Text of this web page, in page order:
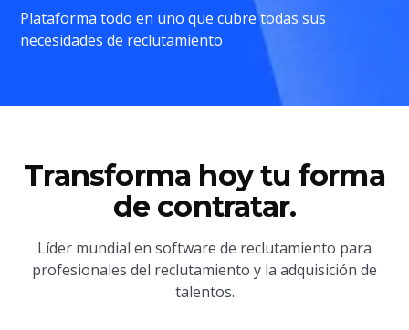
Plataforma todo en uno que cubre todas sus
necesidades de reclutamiento
Transforma hoy tu forma
de contratar.
Líder mundial en software de reclutamiento para
profesionales del reclutamiento y la adquisición de
talentos.